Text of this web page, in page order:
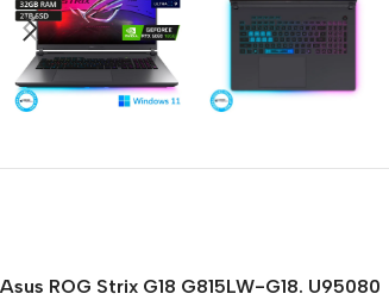
Asus ROG Strix G18 G815LW-G18. U95080